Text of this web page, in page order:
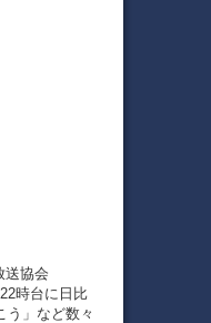
送協会
時台に日比
う」など数々